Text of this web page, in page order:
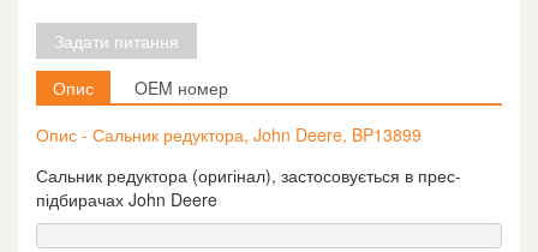
Deere,
BP13899
кількість
Задати питання
Опис
OEM номер
Опис - Сальник редуктора, John Deere, BP13899
Сальник редуктора (оригінал), застосовується в прес-
підбирачах John Deere